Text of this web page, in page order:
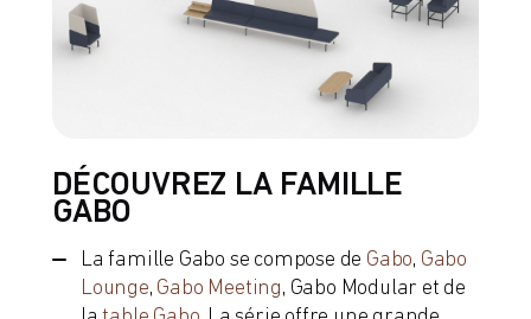
DÉCOUVREZ LA FAMILLE
GABO
La famille Gabo se compose de Gabo, Gabo
Lounge, Gabo Meeting, Gabo Modular et de